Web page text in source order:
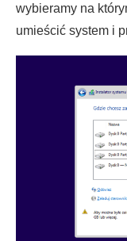
wybieramy na
umieścić system i